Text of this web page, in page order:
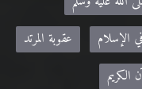
الإسلام
عقوبة المرتد
الكريم